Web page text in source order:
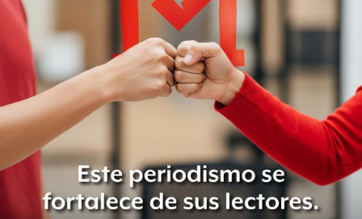
El perredista destacó además que como “todavía no
empieza la campaña” en el Edomex, “al rato no solamente
nos van a querer acusar por actos anticipados sino que
nos van a querer llevar al bote por hacer campaña previa”.
El también coordinador del PRD en la Cámara de los
Diputados señaló: “iremos en su momento en la campaña
electoral a ganar el Gobierno del Estado y en el 2012
volveremos a ganar la Presidencia de la República.”
ers/